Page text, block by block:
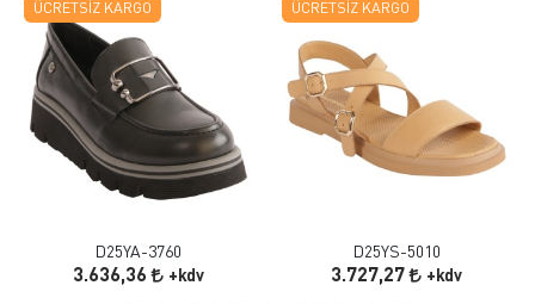
ÜCRETSIZ KARGO
D25YA-3760
3.636,36 +kdv
ÜCRETSIZ KARGO
D25YS-5010
3.727,27 +kdv